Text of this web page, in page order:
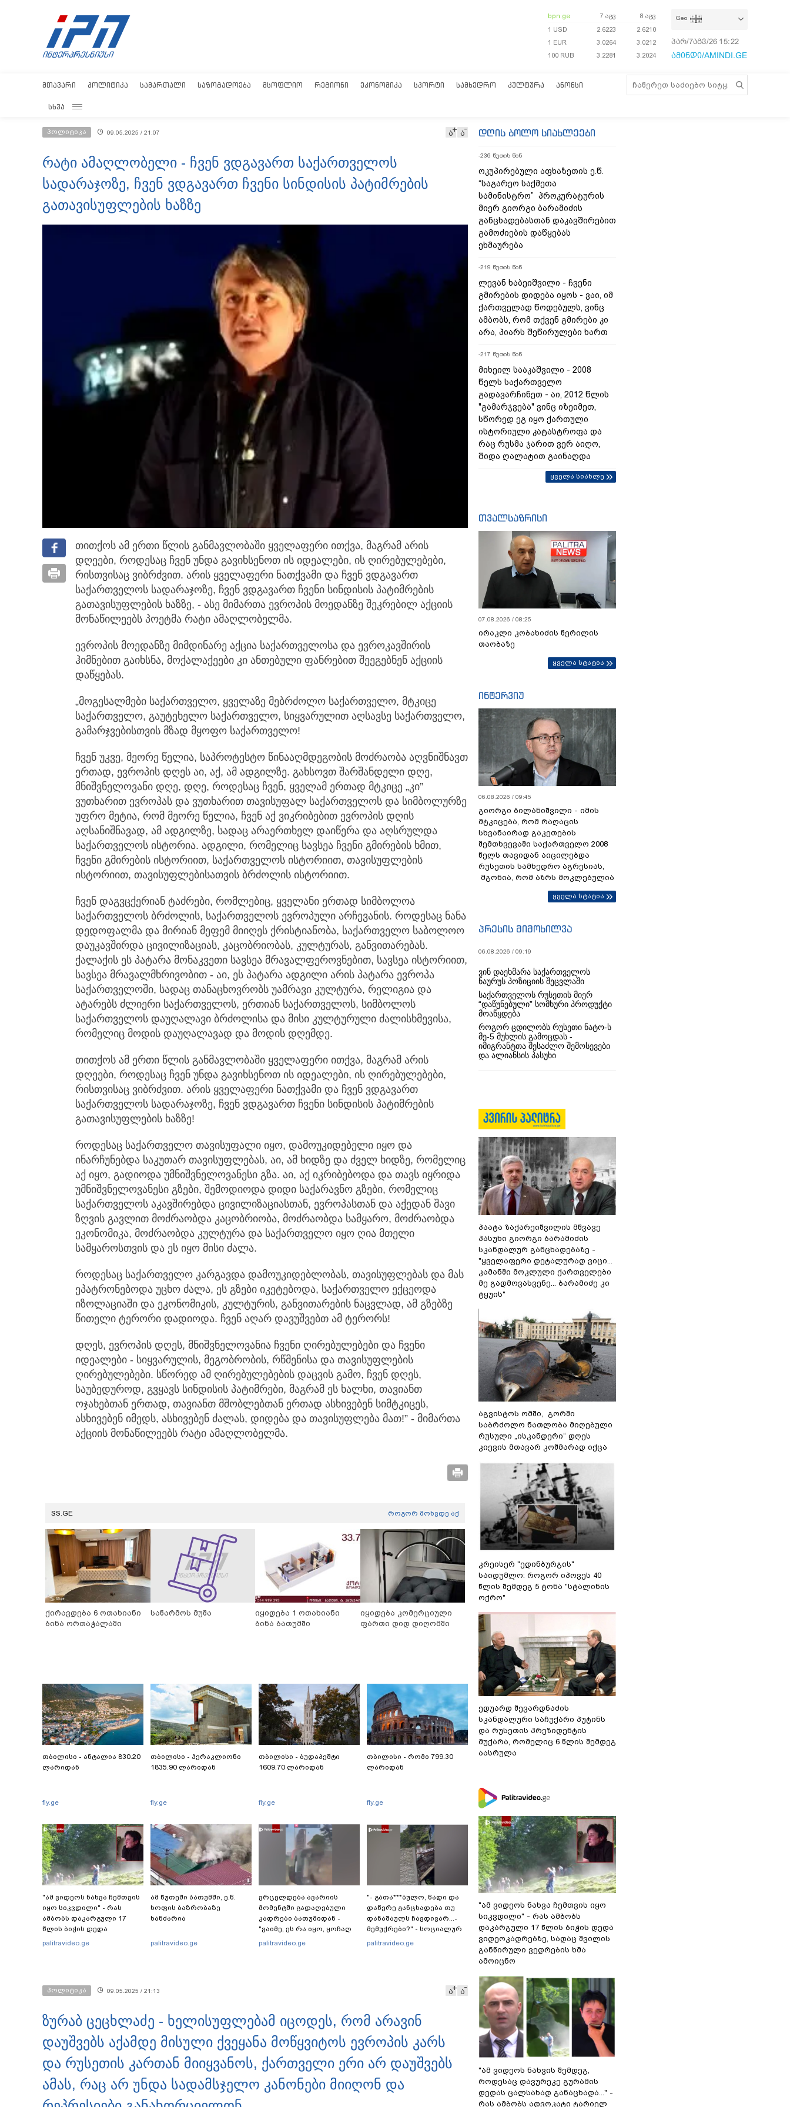
bpn.ge 7 აგვ
8 აგვ
1 USD
2.6223
2.6210
1 EUR
3.0264
3.0212
100 RUB
3.2281 3.2024
Geo
პარ/7აგვ/26 15:23:00
ამინდი/AMINDI.GE
ᲛᲗᲐᲕᲐᲠᲘ ᲞᲝᲚᲘᲢᲘᲙᲐ ᲡᲐᲛᲐᲠᲗᲐᲚᲘ ᲡᲐᲖᲝᲒᲐᲓᲝᲔᲑᲐ ᲛᲡᲝᲤᲚᲘᲝ ᲠᲔᲒᲘᲝᲜᲘ ᲔᲙᲝᲜᲝᲛᲘᲙᲐ ᲡᲞᲝᲠᲢᲘ ᲡᲐᲛᲮᲔᲓᲠᲝ ᲙᲣᲚᲢᲣᲠᲐ ᲐᲜᲝᲜᲡᲘ
ᲡᲮᲕᲐ
პოლიტიკა 09.05.2025 / 21:07 ა ა
რატი ამაღლობელი - ჩვენ ვდგავართ საქართველოს
სადარაჯოზე, ჩვენ ვდგავართ ჩვენი სინდისის პატიმრების
გათავისუფლების ხაზზე
თითქოს ამ ერთი წლის განმავლობაში ყველაფერი ითქვა, მაგრამ არის
დღეები, როდესაც ჩვენ უნდა გავიხსენოთ ის იდეალები, ის ღირებულებები,
რისთვისაც ვიბრძვით. არის ყველაფერი ნათქვამი და ჩვენ ვდგავართ
საქართველოს სადარაჯოზე, ჩვენ ვდგავართ ჩვენი სინდისის პატიმრების
გათავისუფლების ხაზზე, - ასე მიმართა ევროპის მოედანზე შეკრებილ აქციის
მონაწილეებს პოეტმა რატი ამაღლობელმა.
ევროპის მოედანზე მიმდინარე აქცია საქართველოსა და ევროკავშირის
ჰიმნებით გაიხსნა, მოქალაქეები კი ანთებული ფანრებით შეეგებნენ აქციის
დაწყებას.
„მოგესალმები საქართველო, ყველაზე მებრძოლო საქართველო, მტკიცე
საქართველო, გაუტეხელო საქართველო, სიყვარულით აღსავსე საქართველო,
გამარჯვებისთვის მზად მყოფო საქართველო!
ჩვენ უკვე, მეორე წელია, საპროტესტო წინააღმდეგობის მოძრაობა აღვნიშნავთ
ერთად, ევროპის დღეს აი, აქ, ამ ადგილზე. გახსოვთ შარშანდელი დღე,
მნიშვნელოვანი დღე, დღე, როდესაც ჩვენ, ყველამ ერთად მტკიცე „კი”
ვუთხარით ევროპას და ვუთხარით თავისუფალ საქართველოს და სიმბოლურზე
უფრო მეტია, რომ მეორე წელია, ჩვენ აქ ვიკრიბებით ევროპის დღის
აღსანიშნავად, ამ ადგილზე, სადაც არაერთხელ დაიწერა და აღსრულდა
საქართველოს ისტორია. ადგილი, რომელიც სავსეა ჩვენი გმირების ხმით,
ჩვენი გმირების ისტორიით, საქართველოს ისტორიით, თავისუფლების
ისტორიით, თავისუფლებისათვის ბრძოლის ისტორიით.
ჩვენ დაგვცქერიან ტაძრები, რომლებიც, ყველანი ერთად სიმბოლოა
საქართველოს ბრძოლის, საქართველოს ევროპული არჩევანის. როდესაც ნანა
დედოფალმა და მირიან მეფემ მიიღეს ქრისტიანობა, საქართველო საბოლოო
დაუკავშირდა ცივილიზაციას, კაცობრიობას, კულტურას, განვითარებას.
ქალაქის ეს პატარა მონაკვეთი სავსეა მრავალფეროვნებით, სავსეა ისტორიით,
სავსეა მრავალმხრივობით - აი, ეს პატარა ადგილი არის პატარა ევროპა
საქართველოში, სადაც თანაცხოვრობს უამრავი კულტურა, რელიგია და
ატარებს ძლიერი საქართველოს, ერთიან საქართველოს, სიმბოლოს
საქართველოს დაუღალავი ბრძოლისა და მისი კულტურული ძალისხმევისა,
რომელიც მოდის დაუღალავად და მოდის დღემდე.
თითქოს ამ ერთი წლის განმავლობაში ყველაფერი ითქვა, მაგრამ არის
დღეები, როდესაც ჩვენ უნდა გავიხსენოთ ის იდეალები, ის ღირებულებები,
რისთვისაც ვიბრძვით. არის ყველაფერი ნათქვამი და ჩვენ ვდგავართ
საქართველოს სადარაჯოზე, ჩვენ ვდგავართ ჩვენი სინდისის პატიმრების
გათავისუფლების ხაზზე!
როდესაც საქართველო თავისუფალი იყო, დამოუკიდებელი იყო და
ინარჩუნებდა საკუთარ თავისუფლებას, აი, ამ ხიდზე და ძველ ხიდზე, რომელიც
აქ იყო, გადიოდა უმნიშვნელოვანესი გზა. აი, აქ იკრიბებოდა და თავს იყრიდა
უმნიშვნელოვანესი გზები, შემოდიოდა დიდი საქარავნო გზები, რომელიც
საქართველოს აკავშირებდა ცივილიზაციასთან, ევროპასთან და აქედან შავი
ზღვის გავლით მოძრაობდა კაცობრიობა, მოძრაობდა სამყარო, მოძრაობდა
ეკონომიკა, მოძრაობდა კულტურა და საქართველო იყო ღია მთელი
სამყაროსთვის და ეს იყო მისი ძალა.
როდესაც საქართველო კარგავდა დამოუკიდებლობას, თავისუფლებას და მას
ეპატრონებოდა უცხო ძალა, ეს გზები იკეტებოდა, საქართველო ექცეოდა
იზოლაციაში და ეკონომიკის, კულტურის, განვითარების ნაცვლად, ამ გზებზე
წითელი ტერორი დადიოდა. ჩვენ აღარ დავუშვებთ ამ ტერორს!
დღეს, ევროპის დღეს, მნიშვნელოვანია ჩვენი ღირებულებები და ჩვენი
იდეალები - სიყვარულის, მეგობრობის, რწმენისა და თავისუფლების
ღირებულებები. სწორედ ამ ღირებულებების დაცვის გამო, ჩვენ დღეს,
საუბედუროდ, გვყავს სინდისის პატიმრები, მაგრამ ეს ხალხი, თავიანთ
ოჯახებთან ერთად, თავიანთ მშობლებთან ერთად ასხივებენ სიმტკიცეს,
ასხივებენ იმედს, ასხივებენ ძალას, დიდება და თავისუფლება მათ!” - მიმართა
აქციის მონაწილეებს რატი ამაღლობელმა.
SS.GE როგორ მოხვდე აქ
ქირავდება 6 ოთახიანი
ბინა ორთაჭალაში
საწარმოს მუშა
იყიდება 1 ოთახიანი
ბინა ბათუმში
იყიდება კომერციული
ფართი დიდ დიღომში
თბილისი - ანტალია 830.20
ლარიდან
fly.ge
თბილისი - ჰერაკლიონი
1835.90 ლარიდან
fly.ge
თბილისი - ბუდაპეშტი
1609.70 ლარიდან
fly.ge
თბილისი - რომი 799.30
ლარიდან
fly.ge
"ამ ვიდეოს ნახვა ჩემთვის
იყო სიკვდილი" - რას
ამბობს დაკარგული 17
წლის ბიჭის დედა
ვიდეოკადრებზე, სადაც
palitravideo.ge
ამ წუთეში ბათუმში, ე.წ.
ხოფის ბაზრობაზე
ხანძარია
palitravideo.ge
ვრცელდება ავარიის
მომენტში გადაღებული
კადრები ბათუმიდან -
"ვაიმე, ეს რა იყო, ყოჩაღ
"მარშრუტკის" მძღოლს"
palitravideo.ge
"- გათა***ბულო, წადი და
დაწერე განცხადება თუ
დანაშაულს ჩავდივარ...-
მემუქრები?" - სოციალურ
ქსელში სკანდალური
palitravideo.ge
პოლიტიკა 09.05.2025 / 21:13 ა ა
ზურაბ ცეცხლაძე - ხელისუფლებამ იცოდეს, რომ არავინ
დაუშვებს აქამდე მისული ქვეყანა მოწყვიტოს ევროპის კარს
და რუსეთის კართან მიიყვანოს, ქართველი ერი არ დაუშვებს
ამას, რაც არ უნდა სადამსჯელო კანონები მიიღონ და
დღის ბოლო სიახლეები
-235 წუთის წინ
ოკუპირებული აფხაზეთის ე.წ.
“საგარეო საქმეთა
სამინისტრო” პროკურატურის
მიერ გიორგი ბარამიძის
განცხადებასთან დაკავშირებით
გამოძიების დაწყებას
ეხმაურება
-218 წუთის წინ
ლევან ხაბეიშვილი - ჩვენი
გმირების დიდება იყოს - ვაი, იმ
ქართველად წოდებულს, ვინც
ამბობს, რომ თქვენ გმირები კი
არა, პიარს შეწირულები ხართ
-216 წუთის წინ
მიხეილ სააკაშვილი - 2008
წელს საქართველო
გადავარჩინეთ - აი, 2012 წლის
"გამარჯვება" ვინც იზეიმეთ,
სწორედ ეგ იყო ქართული
ისტორიული კატასტროფა და
რაც რუსმა ჯარით ვერ აიღო,
შიდა ღალატით გაინაღდა
ყველა სიახლე
თვალსაზრისი
07.08.2026 / 08:25
ირაკლი კობახიძის წერილის
თაობაზე
ყველა სტატია
ინტერვიუ
06.08.2026 / 09:45
გიორგი ბილანიშვილი - იმის
მტკიცება, რომ რაღაცის
სხვანაირად გაკეთების
შემთხვევაში საქართველო 2008
წელს თავიდან აიცილებდა
რუსეთის სამხედრო აგრესიას,
მგონია, რომ აზრს მოკლებულია
ყველა სტატია
პრესის მიმოხილვა
06.08.2026 / 09:19
ვინ დაეხმარა საქართველოს
ნაურუს პოზიციის შეცვლაში
საქართველოს რუსეთის მიერ
“დაწუნებული” სომხური პროდუქტი
მოაწყდება
როგორ ცდილობს რუსეთი ნატო-ს
მე-5 მუხლის გამოცდას -
იმიგრანტთა შესაძლო შემოსევები
და ალიანსის პასუხი
პაატა ზაქარეიშვილის მწვავე
პასუხი გიორგი ბარამიძის
სკანდალურ განცხადებაზე -
"ყველაფერი დეტალურად ვიცი...
კამანში მოკლული ქართველები
მე გადმოვასვენე... ბარამიძე კი
ტყუის"
აგვისტოს ომში, გორში
საბრძოლო ნათლობა მიღებული
რუსული „ისკანდერი“ დღეს
კიევის მთავარ კოშმარად იქცა
კრეისერ "ედინბურგის"
საიდუმლო: როგორ იპოვეს 40
წლის შემდეგ 5 ტონა "სტალინის
ოქრო"
ედუარდ შევარდნაძის
სკანდალური საჩუქარი პუტინს
და რუსეთის პრეზიდენტის
მუქარა, რომელიც 6 წლის შემდეგ
აასრულა
"ამ ვიდეოს ნახვა ჩემთვის იყო
სიკვდილი" - რას ამბობს
დაკარგული 17 წლის ბიჭის დედა
ვიდეოკადრებზე, სადაც შვილის
განწირული ვედრების ხმა
ამოიცნო
"ამ ვიდეოს ნახვის შემდეგ,
როდესაც დავურეკე გურამის
დედას ცალსახად განაცხადა..." -
რას ამბობს ადვოკატი ტარიელ